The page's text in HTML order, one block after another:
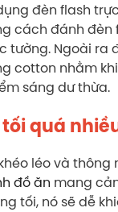
đèn flash
cách đánh
tường. Ngoài ra
cotton nhằm
sáng dư thừa.
quá
léo và
đồ ăn mang
tối, nó sẽ dễ